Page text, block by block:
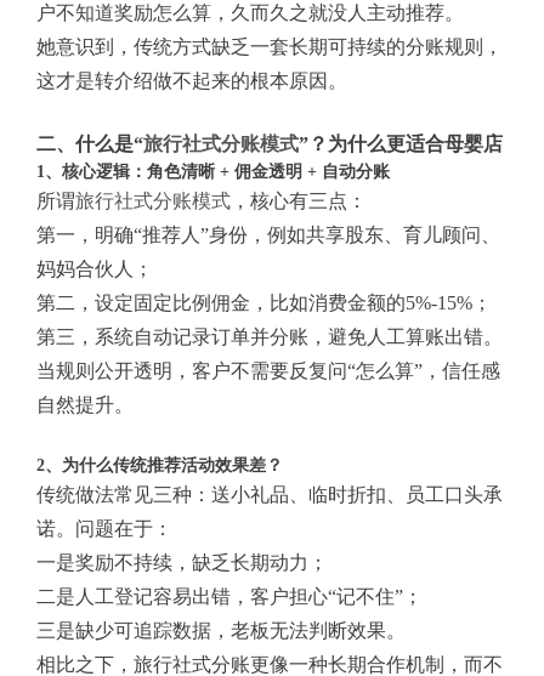
户不知道奖励怎么算，久而久之就没人主动推荐。
她意识到，传统方式缺乏一套长期可持续的分账规则，
这才是转介绍做不起来的根本原因。
二、什么是“旅行社式分账模式”？为什么更适合母婴店
1、核心逻辑：角色清晰 + 佣金透明 + 自动分账
所谓旅行社式分账模式 ，核心有三点：
第一，明确“推荐人”身份，例如共享股东、育儿顾问、
妈妈合伙人；
第二，设定固定比例佣金，比如消费金额的5%-15%；
第三，系统自动记录订单并分账，避免人工算账出错。
当规则公开透明，客户不需要反复问“怎么算”，信任感
自然提升。
2、为什么传统推荐活动效果差？
传统做法常见三种：送小礼品、临时折扣、员工口头承
诺。问题在于：
一是奖励不持续，缺乏长期动力；
二是人工登记容易出错，客户担心“记不住”；
三是缺少可追踪数据，老板无法判断效果。
相比之下，旅行社式分账更像一种长期合作机制，而不